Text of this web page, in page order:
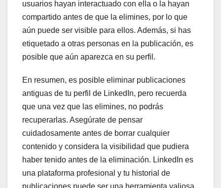
usuarios hayan interactuado con ella o la hayan
compartido antes de que la elimines, por lo que
aún puede ser visible para ellos. Además, si has
etiquetado a otras personas en la publicación, es
posible que aún aparezca en su perfil.
En resumen, es posible eliminar publicaciones
antiguas de tu perfil de LinkedIn, pero recuerda
que una vez que las elimines, no podrás
recuperarlas. Asegúrate de pensar
cuidadosamente antes de borrar cualquier
contenido y considera la visibilidad que pudiera
haber tenido antes de la eliminación. LinkedIn es
una plataforma profesional y tu historial de
publicaciones puede ser una herramienta valiosa